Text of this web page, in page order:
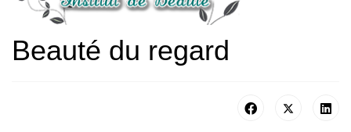
Beauté du regard